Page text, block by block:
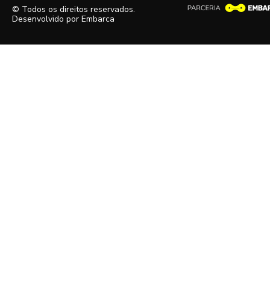
© Todos os direitos reservados.
Desenvolvido por Embarca